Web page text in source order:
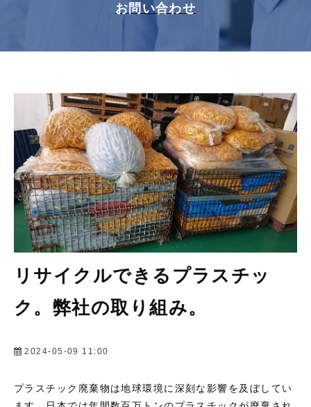
会社情報
お問い合わせ
リサイクルできるプラスチッ
ク。弊社の取り組み。
2024-05-09 11:00
プラスチック廃棄物は地球環境に深刻な影響を及ぼしてい